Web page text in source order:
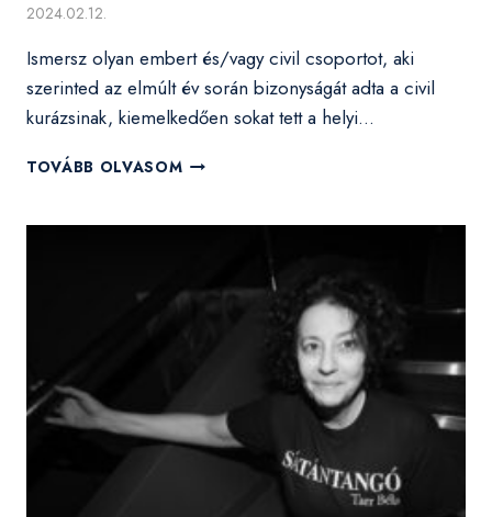
2024.02.12.
Ismersz olyan embert és/vagy civil csoportot, aki
szerinted az elmúlt év során bizonyságát adta a civil
kurázsinak, kiemelkedően sokat tett a helyi…
TOVÁBB OLVASOM JELÖLJ
EMBERSÉG-